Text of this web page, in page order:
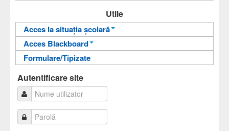
Utile
Acces la situația școlară
Informații pentru acces
Autentificare
Acces Blackboard
Informații pentru acces
Autentificare
Formulare/Tipizate
Autentificare site